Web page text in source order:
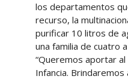
los departamentos
recurso, la
purificar 10 litros de
una familia de cuatro
“Queremos aportar
Infancia.